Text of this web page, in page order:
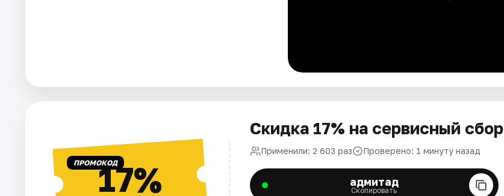
ПРОМОКОД17%
Скидка 17% на сервисный сбор
Применили: 2 603 раз Проверено: 1 минуту назад
адмитад
Скопировать